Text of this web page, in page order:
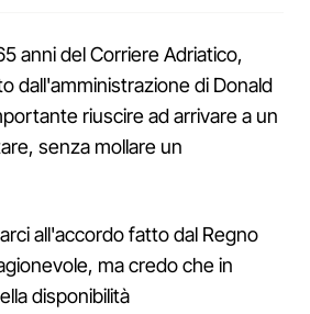
anni del Corriere Adriatico,
dall'amministrazione di Donald
riuscire ad arrivare a un
senza mollare un
all'accordo fatto dal Regno
ma credo che in
disponibilità